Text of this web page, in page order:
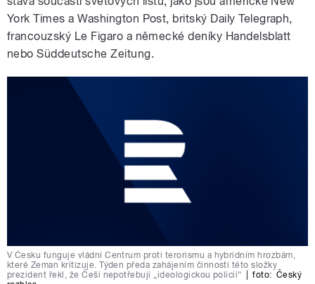
York Times a Washington Post, britský Daily Telegraph,
francouzský Le Figaro a německé deníky Handelsblatt
nebo Süddeutsche Zeitung.
V Česku funguje vládní Centrum proti terorismu a hybridním hrozbám,
které Zeman kritizuje. Týden předa zahájením činnosti této složky
prezident řekl, že Češi nepotřebují „ideologickou policii“
foto: Český